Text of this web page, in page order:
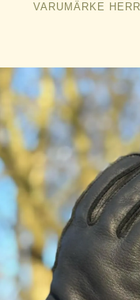
VARUMÄRKE